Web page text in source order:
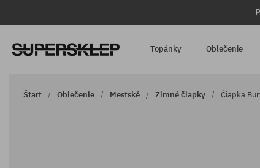
Topánky Oblečenie
Štart Oblečenie Mestské Zimné čiapky Čiapka